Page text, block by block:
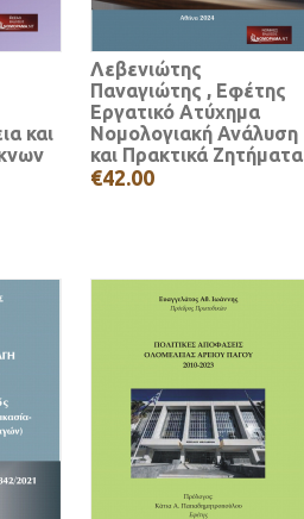
και
Λεβενιώτης
Παναγιώτης , Εφέτης
Εργατικό Ατύχημα
Νομολογιακή Ανάλυση
και Πρακτικά Ζητήματα
€42.00